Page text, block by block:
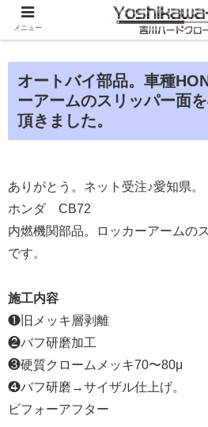
オートバイ部品。車種
ーアームのスリッパー面
頂きました。
ありがとう。ネット受注♪愛知県。
ホンダ CB72
内燃機関部品。ロッカーアームの
です。
施工内容
❶旧メッキ層剥離
❷バフ研磨加工
❸硬質クロームメッキ70〜80μ
❹バフ研磨→サイザル仕上げ。
ビフォーアフター
メニュー